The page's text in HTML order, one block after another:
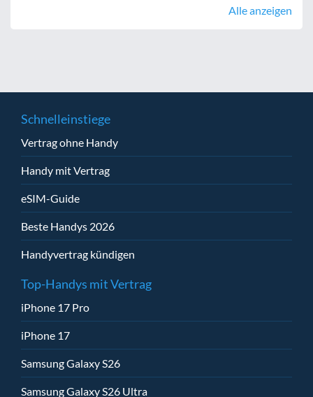
Alle anzeigen
Schnelleinstiege
Vertrag ohne Handy
Handy mit Vertrag
eSIM-Guide
Beste Handys 2026
Handyvertrag kündigen
Top-Handys mit Vertrag
iPhone 17 Pro
iPhone 17
Samsung Galaxy S26
Samsung Galaxy S26 Ultra